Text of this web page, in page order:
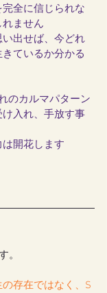
全に信じられな
ません
出せば、今どれ
ているか分かる
のカルマパターン
入れ、手放す事
開花します
。
の存在ではなく、S